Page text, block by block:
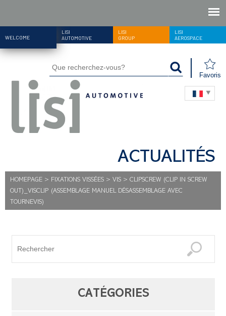
WELCOME
LISI
AUTOMOTIVE
LISI
GROUP
LISI
AEROSPACE
Favoris
ACTUALITÉS
HOMEPAGE > FIXATIONS VISSÉES > VIS > CLIPSCREW (CLIP IN SCREW
OUT)_VISCLIP (ASSEMBLAGE MANUEL DÉSASSEMBLAGE AVEC
TOURNEVIS)
CATÉGORIES